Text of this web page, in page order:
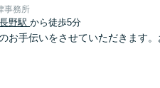
事務所
長野駅 から徒歩5分
お手伝いをさせていただきます